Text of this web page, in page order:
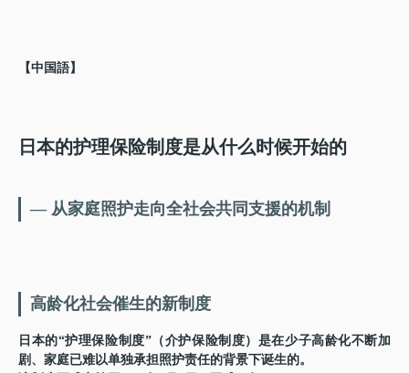
【中国語】
日本的护理保险制度是从什么时候开始的
— 从家庭照护走向全社会共同支援的机制
高龄化社会催生的新制度
日本的“护理保险制度”（介护保险制度）是在少子高龄化不断加
剧、家庭已难以单独承担照护责任的背景下诞生的。